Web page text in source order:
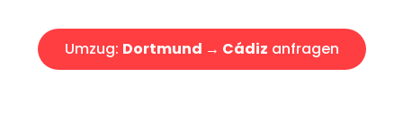
Umzug: Dortmund → Cádiz anfragen